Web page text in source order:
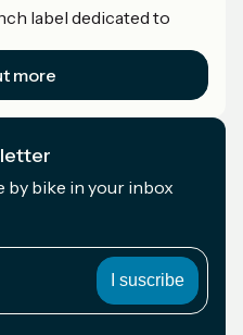
label dedicated to
more
by bike in your inbox